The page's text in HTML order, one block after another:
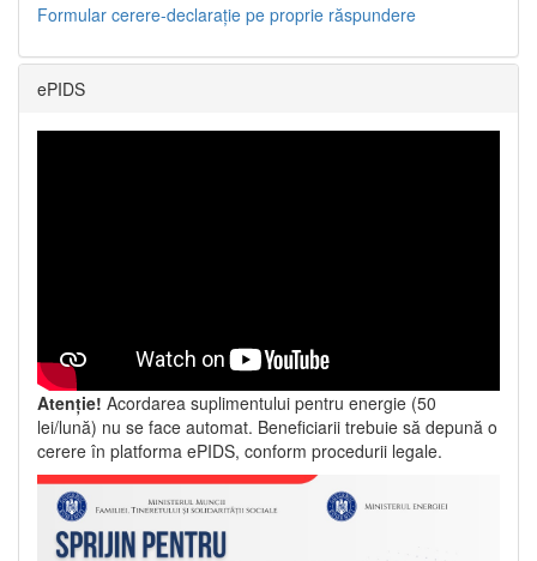
Formular cerere-declarație pe proprie răspundere
ePIDS
Atenție! Acordarea suplimentului pentru energie (50
lei/lună) nu se face automat. Beneficiarii trebuie să depună o
cerere în platforma ePIDS, conform procedurii legale.